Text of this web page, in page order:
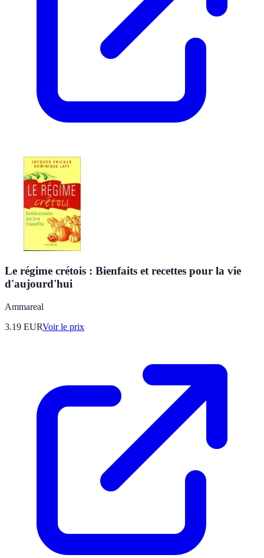
Le régime crétois : Bienfaits et recettes pour la vie
d'aujourd'hui
Ammareal
3.19 EURVoir le prix